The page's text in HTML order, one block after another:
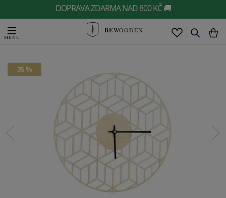
DOPRAVA ZDARMA NAD 800 KČ 🚚
BEWOODEN
35 %